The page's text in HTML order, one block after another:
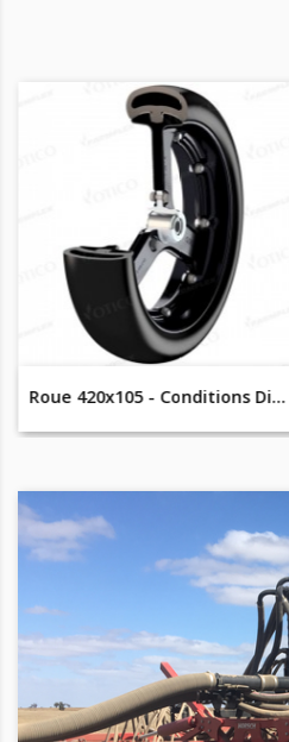
Roue 420x105 - Conditions Difficiles